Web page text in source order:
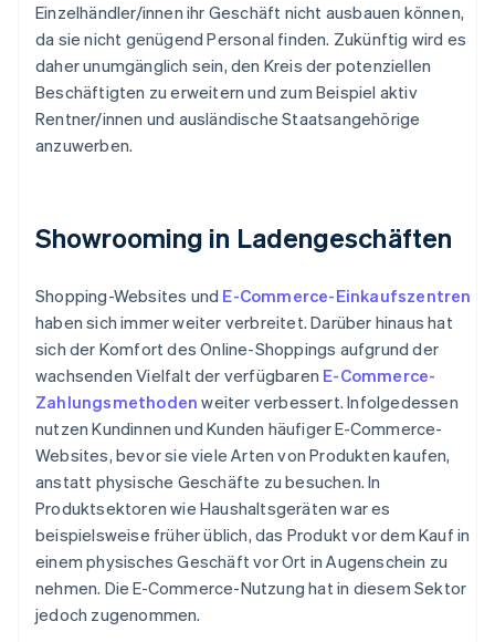
Einzelhändler/innen ihr Geschäft nicht ausbauen können,
da sie nicht genügend Personal finden. Zukünftig wird es
daher unumgänglich sein, den Kreis der potenziellen
Beschäftigten zu erweitern und zum Beispiel aktiv
Rentner/innen und ausländische Staatsangehörige
anzuwerben.
Showrooming in Ladengeschäften
Shopping-Websites und E-Commerce-Einkaufszentren
haben sich immer weiter verbreitet. Darüber hinaus hat
sich der Komfort des Online-Shoppings aufgrund der
wachsenden Vielfalt der verfügbaren E-Commerce-
Zahlungsmethoden weiter verbessert. Infolgedessen
nutzen Kundinnen und Kunden häufiger E-Commerce-
Websites, bevor sie viele Arten von Produkten kaufen,
anstatt physische Geschäfte zu besuchen. In
Produktsektoren wie Haushaltsgeräten war es
beispielsweise früher üblich, das Produkt vor dem Kauf in
einem physisches Geschäft vor Ort in Augenschein zu
nehmen. Die E-Commerce-Nutzung hat in diesem Sektor
jedoch zugenommen.